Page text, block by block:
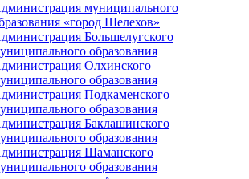
муниципального
«город Шелехов»
Большелугского
образования
Олхинского
образования
Подкаменского
образования
Баклашинского
образования
Шаманского
образования